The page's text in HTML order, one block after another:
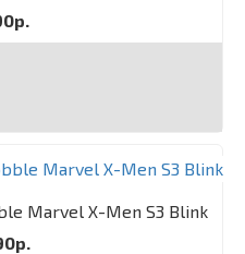
Marvel X-Men S3 Blink